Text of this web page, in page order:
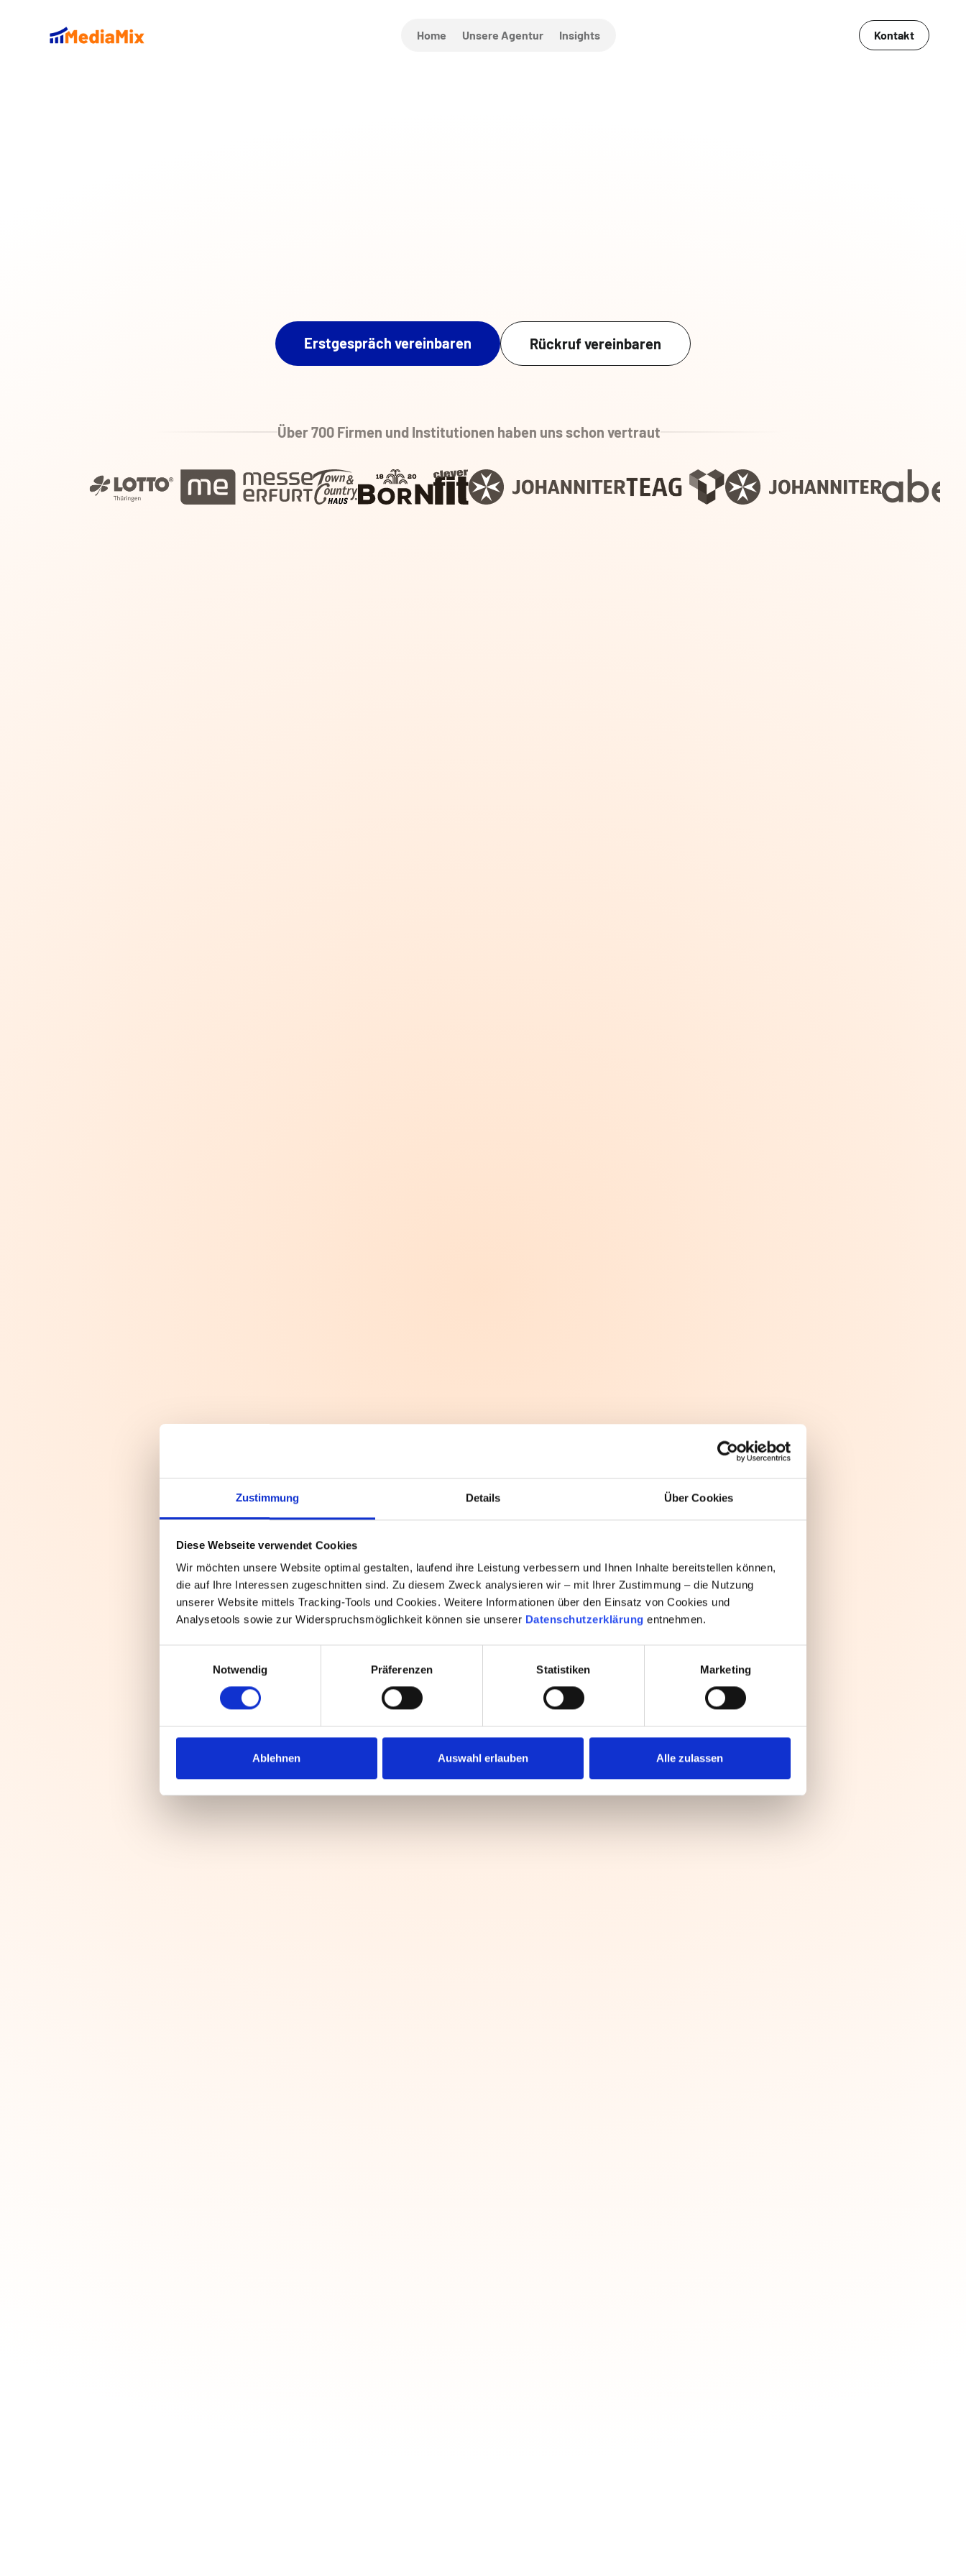
Zustimmung Details Über Cookies
Diese Webseite verwendet Cookies
Wir möchten unsere Website optimal gestalten, laufend ihre Leistung verbessern und Ihnen Inhalte bereitstellen können,
die auf Ihre Interessen zugeschnitten sind. Zu diesem Zweck analysieren wir – mit Ihrer Zustimmung – die Nutzung
unserer Website mittels Tracking-Tools und Cookies. Weitere Informationen über den Einsatz von Cookies und
Analysetools sowie zur Widerspruchsmöglichkeit können sie unserer Datenschutzerklärung entnehmen.
Notwendig
Präferenzen Statistiken Marketing
Ablehnen Auswahl erlauben Alle zulassen
Home Unsere Agentur Insights Kontakt
Erstgespräch vereinbaren Rückruf vereinbaren
Über 700 Firmen und Institutionen haben uns schon vertraut
Über 6.500 wirkungsvolle Kampagnen durften wir begleiten.
Jetzt kostenfreie Beratung sichern